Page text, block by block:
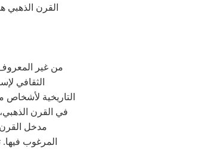
القرن الذهبي
من غير المعروف
الثقافي
التاريخية لأشخاص
في القرن
مدخل القرن